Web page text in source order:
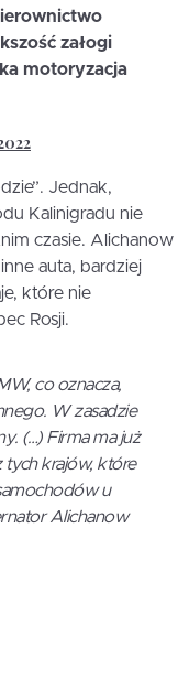
załogi
motoryzacja
Jednak,
Kalinigradu nie
czasie. Alichanow
auta, bardziej
które nie
Rosji.
co oznacza,
W zasadzie
(…) Firma ma już
krajów, które
u
Alichanow